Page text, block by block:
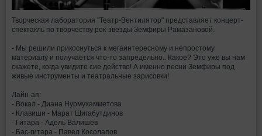
Творческая лаборатория "Театр-Вентилятор" представляет концерт-
спектакль по творчеству рок-звезды Земфиры Рамазановой.
- Мы решили прикоснуться к мегаинтересному и непростому
материалу и получается что-то запредельно.. Какое? Это уже вы нам
скажете, когда увидите сие действо! А именно песни Земфиры под
живые инструменты и театральные зарисовки!
Лайн-ап:
- Вокал - Диана Нурмухамметова
- Клавиши - Марат Шигабутдинов
- Гитара - Адель Валишев
- Бас-гитара - Павел Косолапов